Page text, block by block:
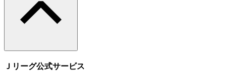
Ｊリーグ公式サービス